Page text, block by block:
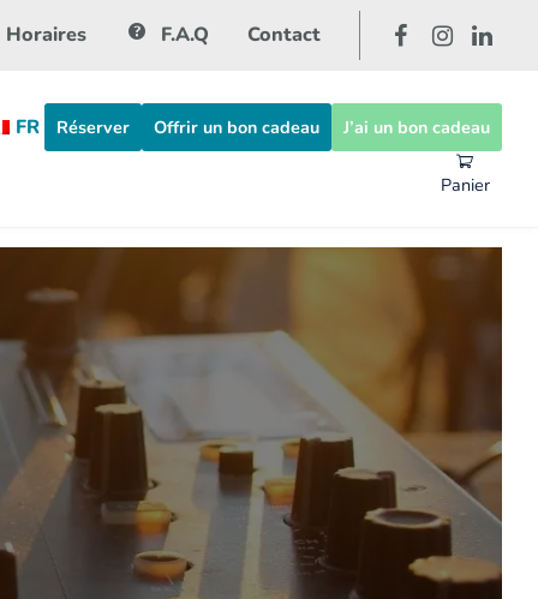
Horaires F.A.Q Contact
FR Réserver Offrir un bon cadeau J’ai un bon cadeau
Panier